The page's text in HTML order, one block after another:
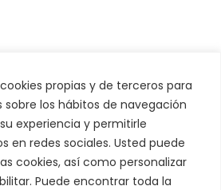
propias y de terceros para
los hábitos de navegación
experiencia y permitirle
en redes sociales. Usted puede
cookies, así como personalizar
Puede encontrar toda la